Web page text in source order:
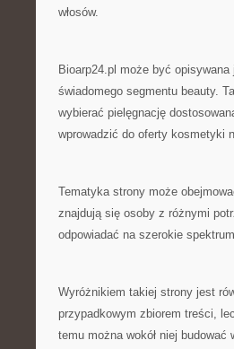
włosów.
Bioarp24.pl może być
świadomego segmentu beauty.
wybierać pielęgnację
wprowadzić do oferty kosmetyki
Tematyka strony może
znajdują się osoby z różnymi
odpowiadać na szerokie
Wyróżnikiem takiej strony jest
przypadkowym zbiorem treści,
temu można wokół niej